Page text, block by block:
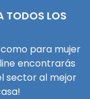
TODOS LOS
para mujer
encontrarás
sector al mejor